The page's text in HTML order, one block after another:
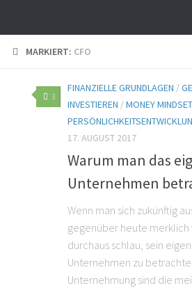
MARKIERT: CFO
3
FINANZIELLE GRUNDLAGEN /
INVESTIEREN /MONEY MINDSET
17. AUGUST 2017
Warum man das
Unternehmen
Wenn man sich zukünftig
gegenüber heute merklich
durchaus schlau, sein
Unternehmen zu
Unternehmung sind die